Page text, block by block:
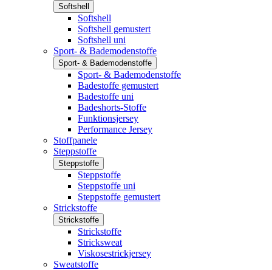
Softshell
Softshell
Softshell gemustert
Softshell uni
Sport- & Bademodenstoffe
Sport- & Bademodenstoffe
Sport- & Bademodenstoffe
Badestoffe gemustert
Badestoffe uni
Badeshorts-Stoffe
Funktionsjersey
Performance Jersey
Stoffpanele
Steppstoffe
Steppstoffe
Steppstoffe
Steppstoffe uni
Steppstoffe gemustert
Strickstoffe
Strickstoffe
Strickstoffe
Stricksweat
Viskosestrickjersey
Sweatstoffe